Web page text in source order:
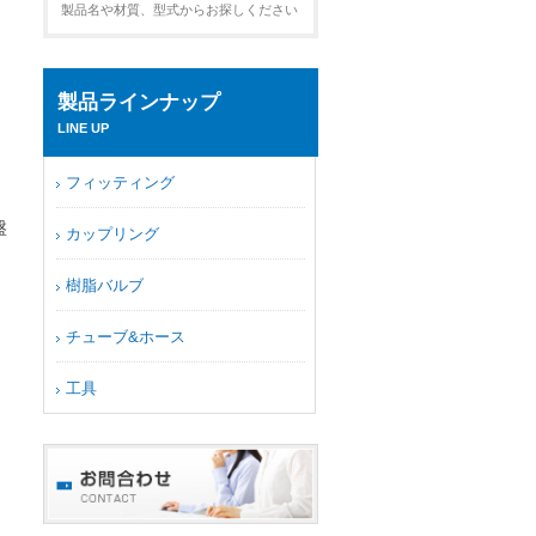
製品名や材質、型式からお探しください
製品ラインナップ
LINE UP
フィッティング
カップリング
樹脂バルブ
チューブ&ホース
工具